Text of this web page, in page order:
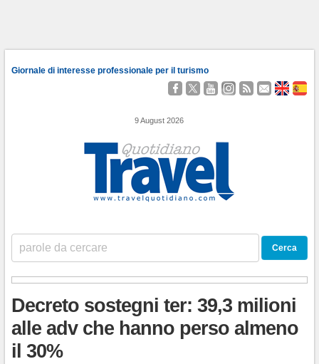
Giornale di interesse professionale per il turismo
SeguiciSeguiGuardaciSeguiciSeguiContattaci
About
9 August 2026
Decreto sostegni ter: 39,3 milioni
alle adv che hanno perso almeno
il 30%